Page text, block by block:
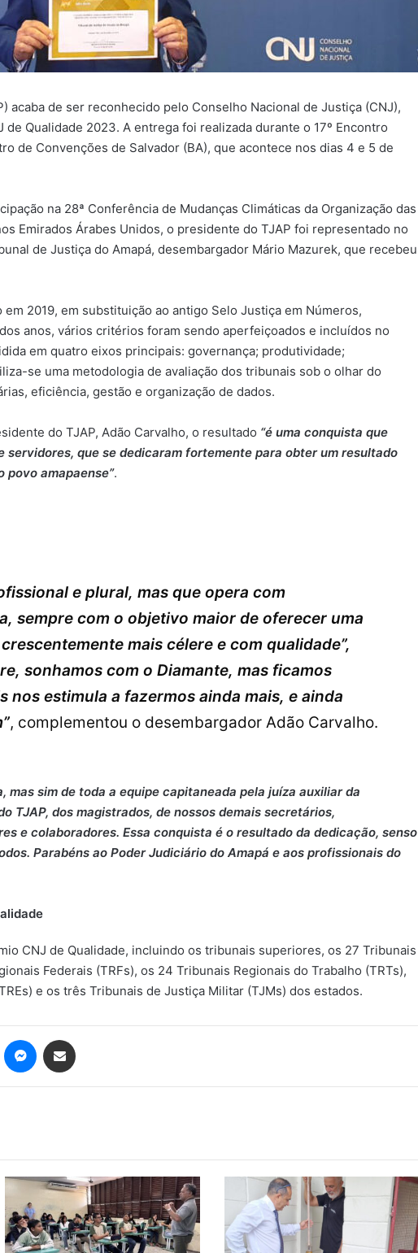
acaba de ser reconhecido pelo Conselho Nacional de Justiça (CNJ),
Qualidade 2023. A entrega foi realizada durante o 17º Encontro
de Convenções de Salvador (BA), que acontece nos dias 4 e 5 de
na 28ª Conferência de Mudanças Climáticas da Organização das
Emirados Árabes Unidos, o presidente do TJAP foi representado no
de Justiça do Amapá, desembargador Mário Mazurek, que recebeu
2019, em substituição ao antigo Selo Justiça em Números,
anos, vários critérios foram sendo aperfeiçoados e incluídos no
em quatro eixos principais: governança; produtividade;
se uma metodologia de avaliação dos tribunais sob o olhar do
eficiência, gestão e organização de dados.
do TJAP, Adão Carvalho, o resultado “é uma conquista que
servidores, que se dedicaram fortemente para obter um resultado
povo amapaense”.
e plural, mas que opera com
sempre com o objetivo maior de oferecer uma
mais célere e com qualidade”,
sonhamos com o Diamante, mas ficamos
nos estimula a fazermos ainda mais, e ainda
, complementou o desembargador Adão Carvalho.
mas sim de toda a equipe capitaneada pela juíza auxiliar da
TJAP, dos magistrados, de nossos demais secretários,
e colaboradores. Essa conquista é o resultado da dedicação, senso
Parabéns ao Poder Judiciário do Amapá e aos profissionais do
CNJ de Qualidade, incluindo os tribunais superiores, os 27 Tribunais
Federais (TRFs), os 24 Tribunais Regionais do Trabalho (TRTs),
e os três Tribunais de Justiça Militar (TJMs) dos estados.
Linkedin Messenger